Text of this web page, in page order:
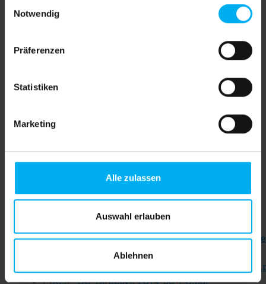
Notwendig
Präferenzen
Statistiken
Marketing
Alle zulassen
Auswahl erlauben
Ablehnen
ohne Druck
Vorder- und Rückseite bedruckt
Brandschutz_Zertifikat_B1_Textil.pdf
PIXLIP_GO_Directive 2014_30_EU.pdf